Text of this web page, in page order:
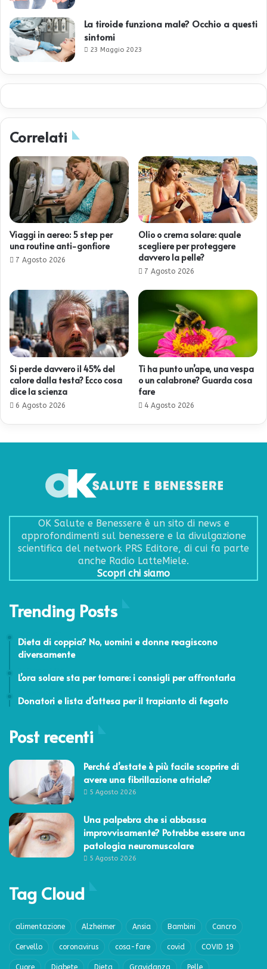
La tiroide funziona male? Occhio a questi
sintomi
23 Maggio 2023
Correlati
Viaggi in aereo: 5 step per
una routine anti-gonfiore
7 Agosto 2026
Olio o crema solare: quale
scegliere per proteggere
davvero la pelle?
7 Agosto 2026
Si perde davvero il 45% del
calore dalla testa? Ecco cosa
dice la scienza
6 Agosto 2026
Ti ha punto un’ape, una vespa
o un calabrone? Guarda cosa
fare
4 Agosto 2026
OK Salute e Benessere è un sito di news e
approfondimenti sul benessere e la divulgazione
scientifica del network PRS Editore, di cui fa parte
anche Radio LatteMiele.
Scopri chi siamo
Trending Posts
Dieta di coppia? No, uomini e donne reagiscono
diversamente
L’ora solare sta per tornare: i consigli per affrontarla
Donatori e lista d’attesa per il trapianto di fegato
Post recenti
Perché d’estate è più facile scoprire di
avere una fibrillazione atriale?
5 Agosto 2026
Una palpebra che si abbassa
improvvisamente? Potrebbe essere una
patologia neuromuscolare
5 Agosto 2026
Tag Cloud
alimentazione Alzheimer Ansia Bambini Cancro
Cervello coronavirus cosa-fare covid COVID 19
Cuore Diabete Dieta Gravidanza Pelle